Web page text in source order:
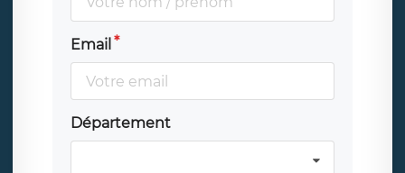
Email
Département